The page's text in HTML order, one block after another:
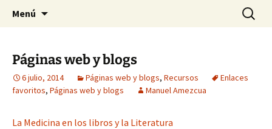
Gomeres
Historia, cultura y pensamiento
Menú Buscar:
Páginas web y blogs
6 julio, 2014 Páginas web y blogs, Recursos
Enlaces
favoritos, Páginas web y blogs Manuel Amezcua
La Medicina en los libros y la Literatura